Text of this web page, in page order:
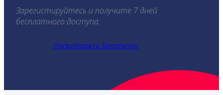
Зарегистируйтесь и получите 7 дней
бесплатного доступа.
Попробовать бесплатно